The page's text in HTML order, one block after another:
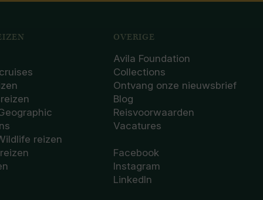
reizen
OVERIGE
Avila Foundation
Collections
Ontvang onze nieuwsbrief
Blog
Reisvoorwaarden
Vacatures
Facebook
Instagram
LinkedIn